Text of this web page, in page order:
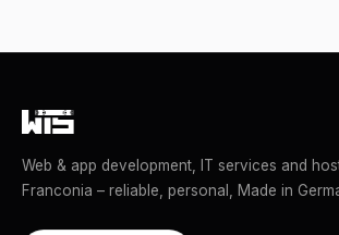
Web & app development, IT services and
Franconia – reliable, personal, Made in